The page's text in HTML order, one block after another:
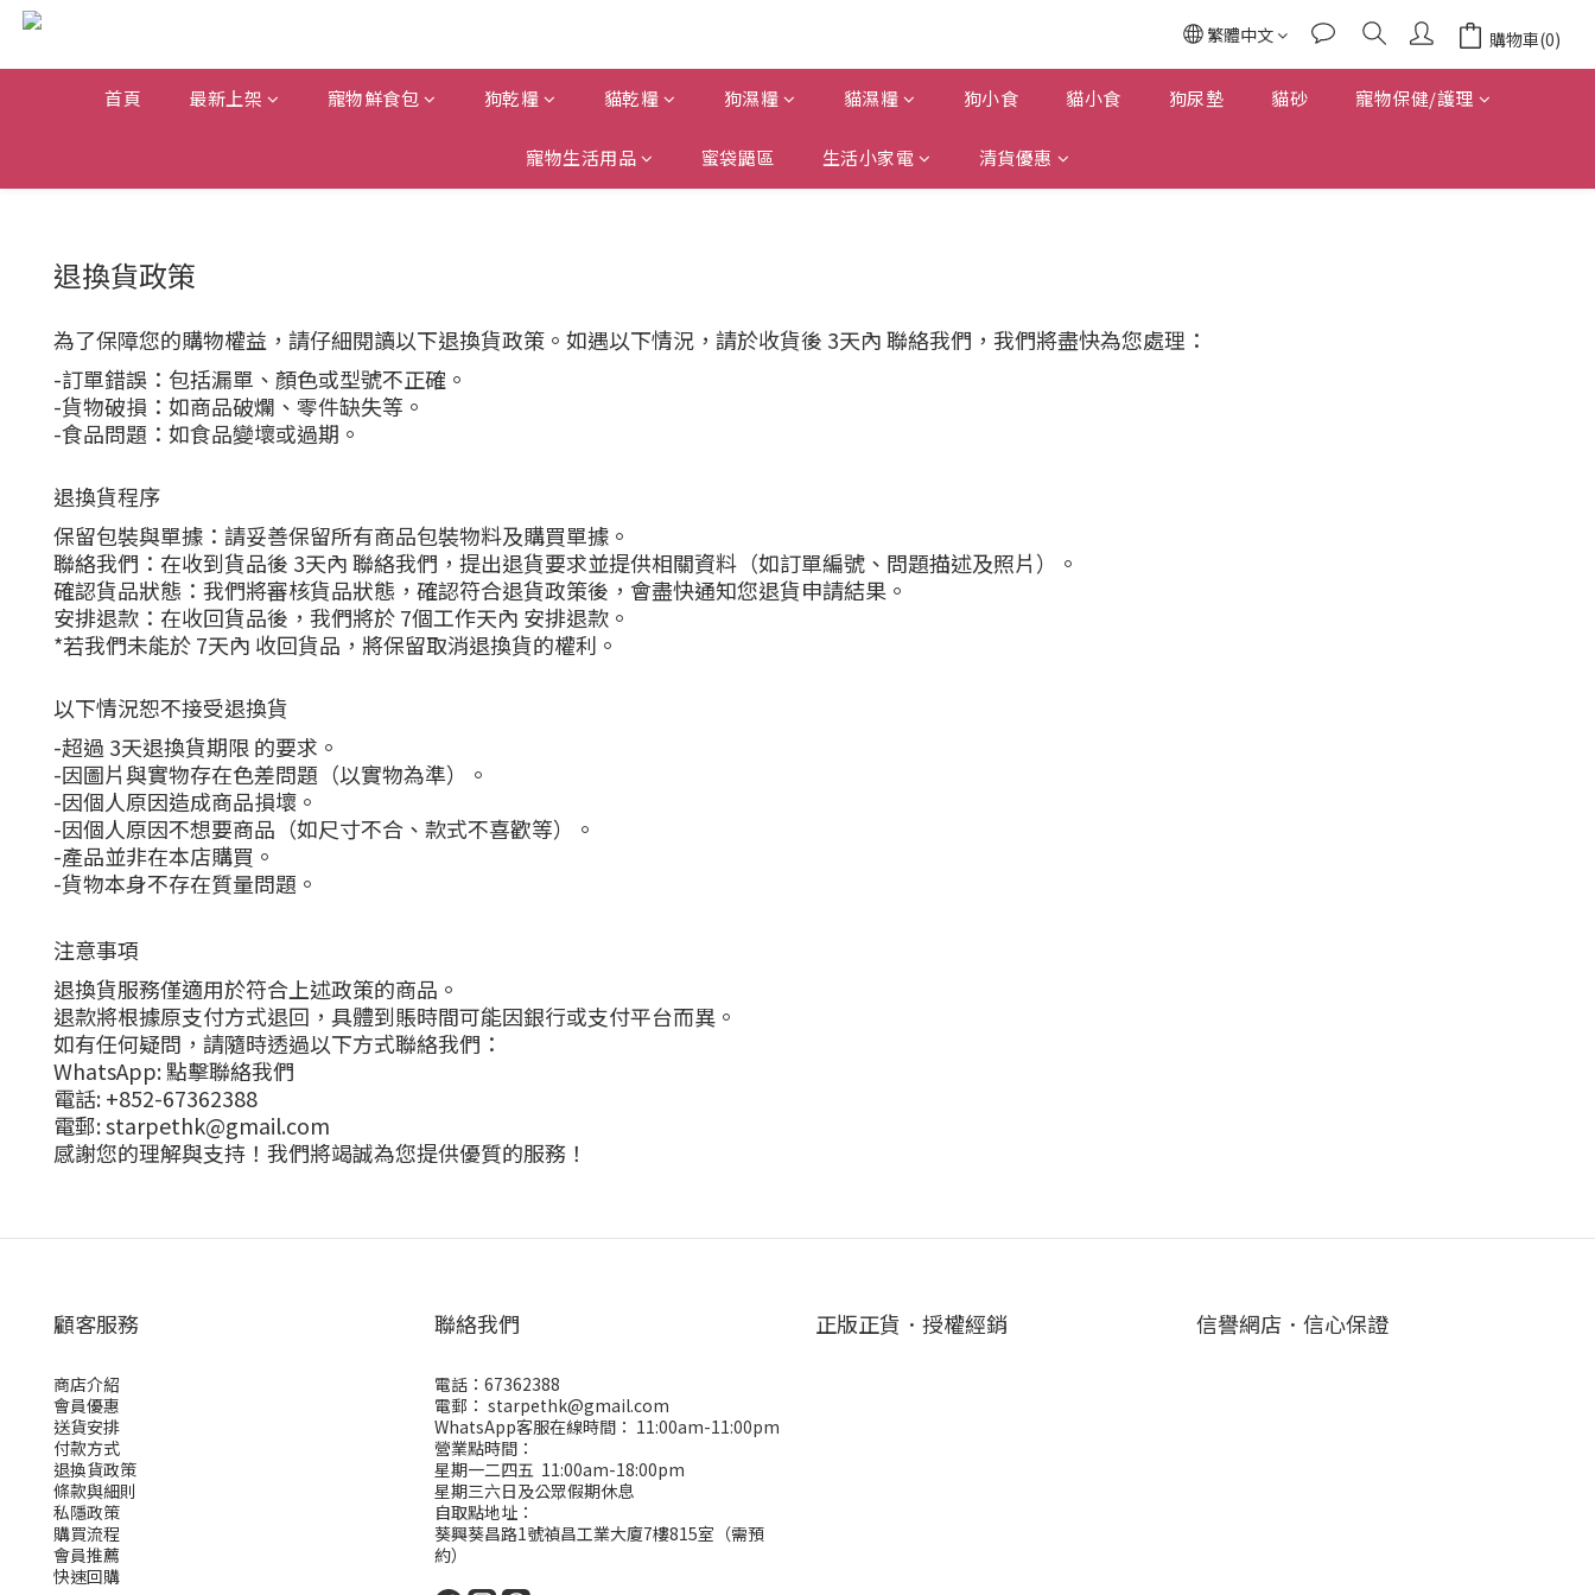
繁體中文 購物車(0)
首頁 最新上架 寵物鮮食包 狗乾糧 貓乾糧 狗濕糧 貓濕糧 狗小食 貓小食 狗尿墊 貓砂 寵物保健/護理
寵物生活用品 蜜袋鼯區 生活小家電 清貨優惠
退換貨政策
為了保障您的購物權益，請仔細閱讀以下退換貨政策。如遇以下情況，請於收貨後 3天內 聯絡我們，我們將盡快為您處理：
-訂單錯誤：包括漏單、顏色或型號不正確。
-貨物破損：如商品破爛、零件缺失等。
-食品問題：如食品變壞或過期。
退換貨程序
保留包裝與單據：請妥善保留所有商品包裝物料及購買單據。
聯絡我們：在收到貨品後 3天內 聯絡我們，提出退貨要求並提供相關資料（如訂單編號、問題描述及照片）。
確認貨品狀態：我們將審核貨品狀態，確認符合退貨政策後，會盡快通知您退貨申請結果。
安排退款：在收回貨品後，我們將於 7個工作天內 安排退款。
*若我們未能於 7天內 收回貨品，將保留取消退換貨的權利。
以下情況恕不接受退換貨
-超過 3天退換貨期限 的要求。
-因圖片與實物存在色差問題（以實物為準）。
-因個人原因造成商品損壞。
-因個人原因不想要商品（如尺寸不合、款式不喜歡等）。
-產品並非在本店購買。
-貨物本身不存在質量問題。
注意事項
退換貨服務僅適用於符合上述政策的商品。
退款將根據原支付方式退回，具體到賬時間可能因銀行或支付平台而異。
如有任何疑問，請隨時透過以下方式聯絡我們：
WhatsApp: 點擊聯絡我們
電話: +852-67362388
電郵: starpethk@gmail.com
感謝您的理解與支持！我們將竭誠為您提供優質的服務！
顧客服務
商店介紹
會員優惠
送貨安排
付款方式
退換貨政策
條款與細則
私隱政策
購買流程
會員推薦
快速回購
聯絡我們
電話：67362388
電郵： starpethk@gmail.com
WhatsApp客服在線時間： 11:00am-11:00pm
營業點時間：
星期一二四五 11:00am-18:00pm
星期三六日及公眾假期休息
自取點地址：
葵興葵昌路1號禎昌工業大廈7樓815室（需預
約）
正版正貨．授權經銷 信譽網店．信心保證